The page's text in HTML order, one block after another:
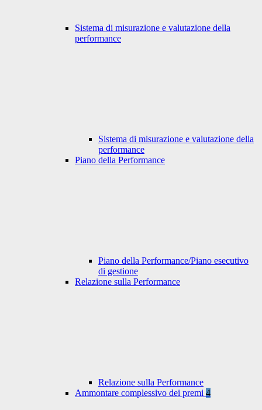
Sistema di misurazione e valutazione della
performance
Sistema di misurazione e valutazione della
performance
Piano della Performance
Piano della Performance/Piano esecutivo
di gestione
Relazione sulla Performance
Relazione sulla Performance
Ammontare complessivo dei premi 4